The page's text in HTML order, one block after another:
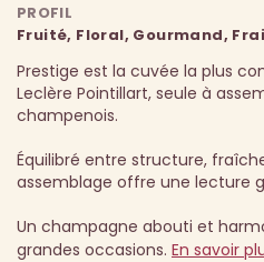
PROFIL
Fruité, Floral, Gourmand,
Prestige est la cuvée la plus
Leclère Pointillart, seule à
champenois.
Équilibré entre structure,
assemblage offre une lecture
Un champagne abouti et
grandes occasions. En savoir